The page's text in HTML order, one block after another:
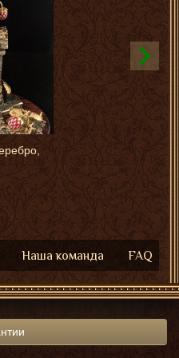
Наша команда FAQ